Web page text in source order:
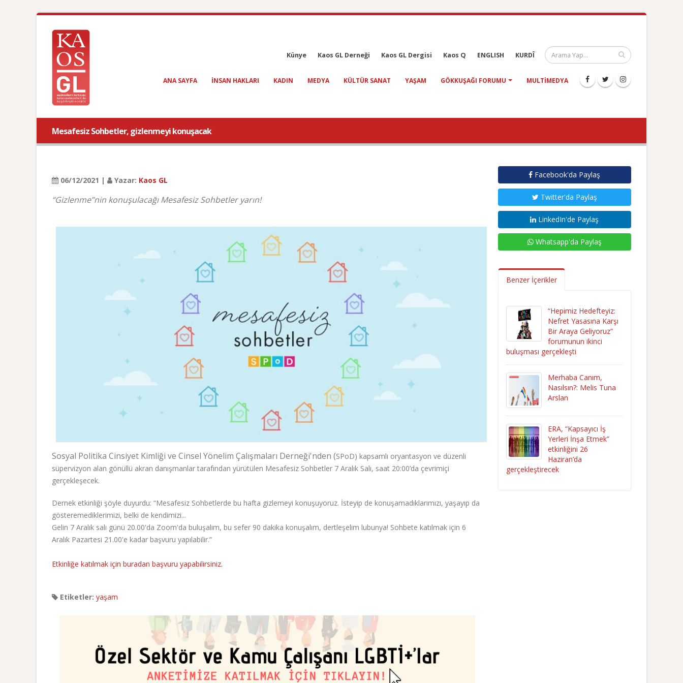
Künye Kaos GL Derneği Kaos GL Dergisi Kaos Q ENGLISH KURDÎ
ANA SAYFA INSAN HAKLARI KADIN MEDYA KÜLTÜR SANAT YAŞAM GÖKKUŞAĞI FORUMU MULTIMEDYA
Mesafesiz Sohbetler, gizlenmeyi konuşacak
06/12/2021 | Yazar: Kaos GL
“Gizlenme”nin konuşulacağı Mesafesiz Sohbetler yarın!
Sosyal Politika Cinsiyet Kimliği ve Cinsel Yönelim Çalışmaları Derneği'nden (SPoD) kapsamlı oryantasyon ve düzenli
süpervizyon alan gönüllü akran danışmanlar tarafından yürütülen Mesafesiz Sohbetler 7 Aralık Salı, saat 20:00’da çevrimiçi
gerçekleşecek.
Dernek etkinliği şöyle duyurdu: “Mesafesiz Sohbetlerde bu hafta gizlemeyi konuşuyoruz. İsteyip de konuşamadıklarımızı, yaşayıp da
gösteremediklerimizi, belki de kendimizi...
Gelin 7 Aralık salı günü 20.00'da Zoom'da buluşalım, bu sefer 90 dakika konuşalım, dertleşelim lubunya! Sohbete katılmak için 6
Aralık Pazartesi 21.00'e kadar başvuru yapılabilir.”
Etkinliğe katılmak için buradan başvuru yapabilirsiniz.
Etiketler: yaşam
Facebook'da Paylaş
Twitter'da Paylaş
LinkedIn'de Paylaş
Whatsapp'da Paylaş
Benzer İçerikler
“Hepimiz Hedefteyiz:
Nefret Yasasına Karşı
Bir Araya Geliyoruz”
forumunun ikinci
buluşması gerçekleşti
Merhaba Canım,
Nasılsın?: Melis Tuna
Arslan
ERA, “Kapsayıcı İş
Yerleri İnşa Etmek”
etkinliğini 26
Haziran’da
gerçekleştirecek